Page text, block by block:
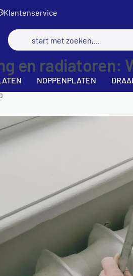
Klantenservice
NOPPENPLATEN
en radiatoren: